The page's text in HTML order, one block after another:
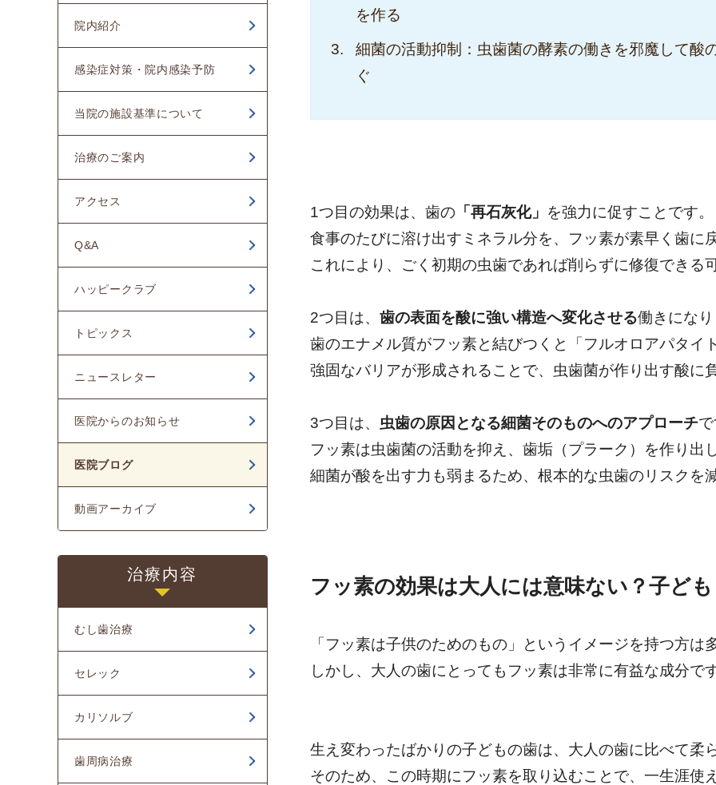
を作る
細菌の活動抑制：虫歯菌の酵素の働きを邪魔して酸
ぐ
1つ目の効果は、歯の「再石灰化」 を強力に促すことです。
食事のたびに溶け出すミネラル分を、フッ素が素早く歯に
これにより、ごく初期の虫歯であれば削らずに修復できる
2つ目は、 歯の表面を酸に強い構造へ変化させる働きにな
歯のエナメル質がフッ素と結びつくと「フルオロアパタイ
強固なバリアが形成されることで、虫歯菌が作り出す酸に
3つ目は、 虫歯の原因となる細菌そのものへのアプローチ
フッ素は虫歯菌の活動を抑え、歯垢（プラーク）を作り出
細菌が酸を出す力も弱まるため、根本的な虫歯のリスクを
フッ素の効果は大人には意味ない？子ど
「フッ素は子供のためのもの」というイメージを持つ方は
しかし、大人の歯にとってもフッ素は非常に有益な成分で
生え変わったばかりの子どもの歯は、大人の歯に比べて柔
そのため、この時期にフッ素を取り込むことで、一生涯使
2025年05月
2024年12月
2024年10月
2024年09月
2024年07月
2024年06月
2024年05月
2024年03月
2024年01月
2023年12月
2023年10月
2023年04月
2023年02月
2022年12月
院内紹介
感染症対策・院内感染予防
当院の施設基準について
治療のご案内
アクセス
Q&A
ハッピークラブ
トピックス
ニュースレター
医院からのお知らせ
医院ブログ
動画アーカイブ
治療内容
むし歯治療
セレック
カリソルブ
歯周病治療